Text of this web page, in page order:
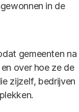
in de
gemeenten na
over hoe ze de
zijzelf, bedrijven